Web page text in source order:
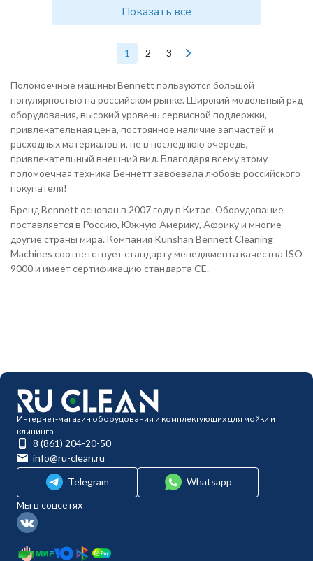
Показать все
1 2 3
Поломоечные машины Bennett пользуются большой
популярностью на российском рынке. Широкий модельный ряд
оборудования, высокий уровень сервисной поддержки,
привлекательная цена, постоянное наличие запчастей и
расходных материалов и, не в последнюю очередь,
привлекательный внешний вид. Благодаря всему этому
поломоечная техника Беннетт завоевала любовь российского
покупателя!
Бренд Bennett основан в 2007 году в Китае. Оборудование
поставляется в Россию, Южную Америку, Африку и многие
другие страны мира. Компания Kunshan Bennett Cleaning
Machines соответствует стандарту менеджмента качества ISO
9000 и имеет сертификацию стандарта CE.
Интернет-магазин оборудования и комплектующих для мойки и
клининга
8 (861) 204-20-50
info@ru-clean.ru
Telegram
Whatsapp
Мы в соцсетях